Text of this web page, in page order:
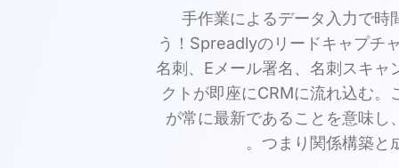
手作業によるデータ入力で時
う！Spreadlyのリードキャプチ
名刺、Eメール署名、名刺スキャ
クトが即座にCRMに流れ込む。
が常に最新であることを意味し
つまり関係構築と